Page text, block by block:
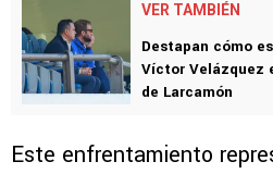
VER TAMBIÉN
Destapan cómo
Víctor Velázquez
de Larcamón
Este enfrentamiento